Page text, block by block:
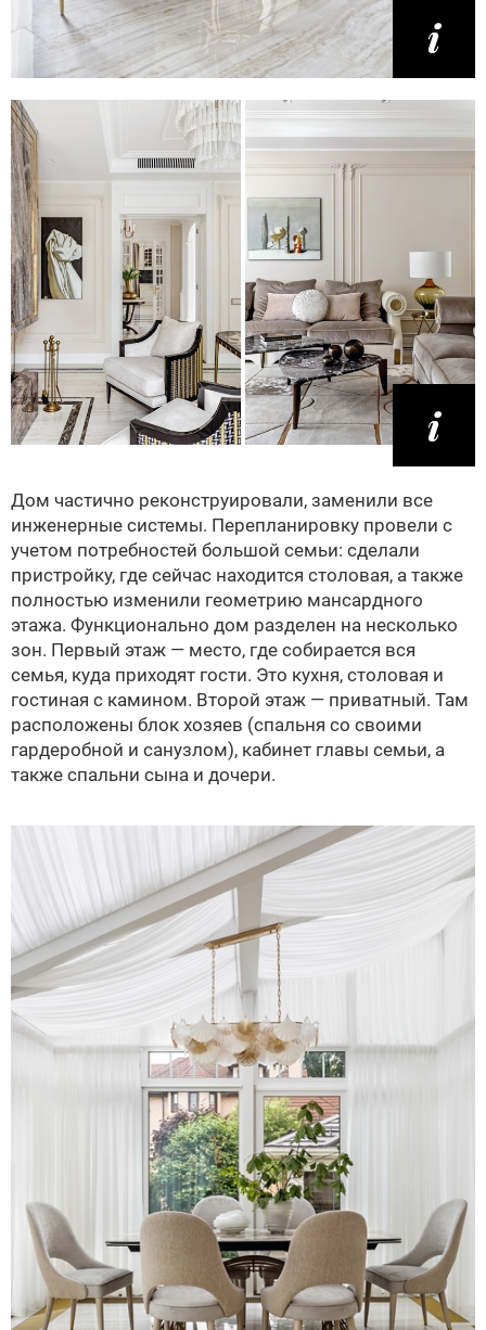
Дом частично реконструировали, заменили все
инженерные системы. Перепланировку провели с
учетом потребностей большой семьи: сделали
пристройку, где сейчас находится столовая, а также
полностью изменили геометрию мансардного
этажа. Функционально дом разделен на несколько
зон. Первый этаж — место, где собирается вся
семья, куда приходят гости. Это кухня, столовая и
гостиная с камином. Второй этаж — приватный. Там
расположены блок хозяев (спальня со своими
гардеробной и санузлом), кабинет главы семьи, а
также спальни сына и дочери.